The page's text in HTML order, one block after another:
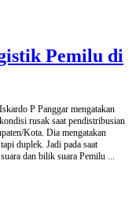
Pemilu di
P Panggar mengatakan
rusak saat pendistribusian
Kota. Dia mengatakan
duplek. Jadi pada saat
dan bilik suara Pemilu ...